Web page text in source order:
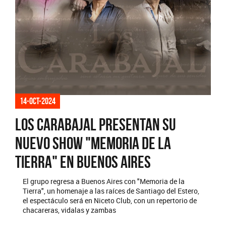
14-oct-2024
Los Carabajal presentan su
nuevo show "Memoria de la
Tierra" en Buenos Aires
El grupo regresa a Buenos Aires con "Memoria de la
Tierra", un homenaje a las raíces de Santiago del Estero,
el espectáculo será en Niceto Club, con un repertorio de
chacareras, vidalas y zambas